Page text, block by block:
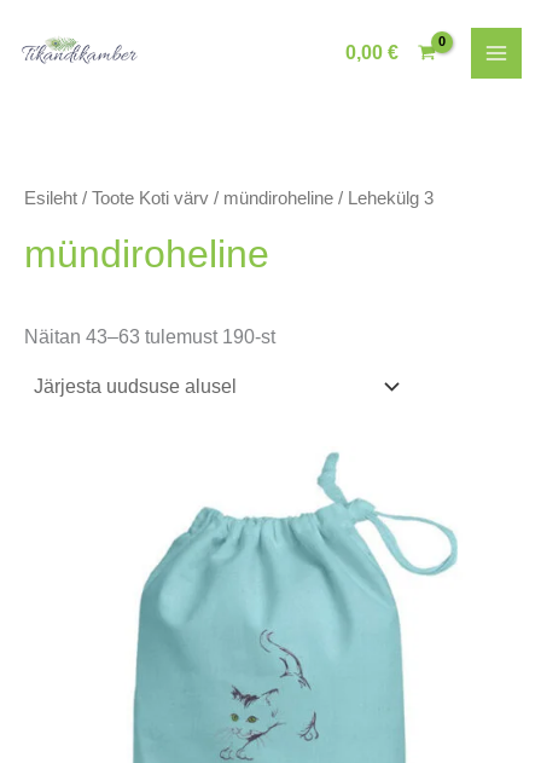
0,00€
Esileht / Toote Koti värv / mündiroheline / Lehekülg 3
mündiroheline
Näitan 43–63 tulemust 190-stSorditud